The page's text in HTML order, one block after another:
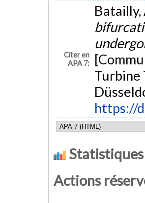
Citer en
APA 7:
Batailly,
Turbine
https://
Statistiques
Actions